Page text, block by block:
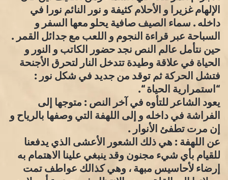
الإلهام غزيرا و الأحلام كثيفة و نور النائم نورا في
داخله . سماء الصيف صافية يحلو معها السفر و
السباحة عبر قراءة النجوم و اللعب مع جدائل القمر .
حين نتأمل عالم النص نجد حضور الكاتب و النور و
الحياة في علاقة وطيدة تتدخل النار لتحرق الأجنحة
فتشل الحركة ثم توقد من جديد في شكل نور :
“استمرارية الحياة “.
يعود الشاعر للتأوه في آخر النص : متوجها إلى
الفراشة في داخله و إلى اللهفة التي وصفها بالرياح و
إن مرت تطفئ الأنوار .
عن اللهفة : هي ذلك الشعور الأعشى الذي يدفعنا
للقيام بأي شيء مجنون وقد ينبغي علينا الاهتمام به
إرضاء لأحاسيس مبهة ، وهي كذالك عواطف تمت